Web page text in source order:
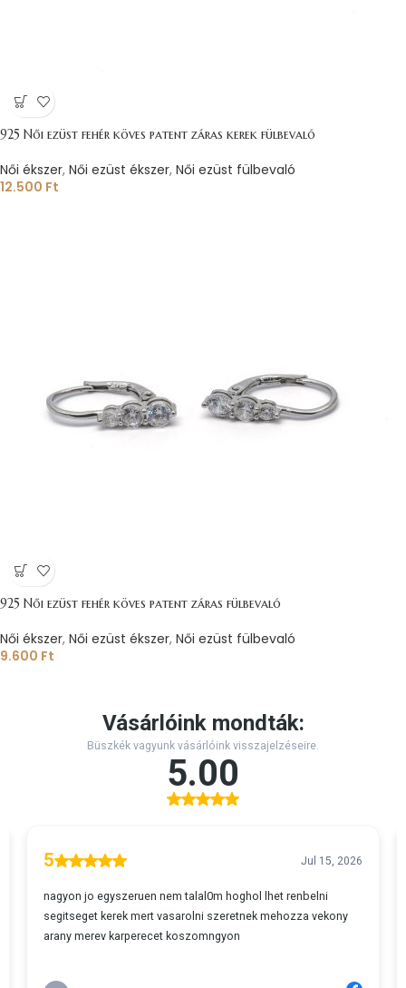
925 Női ezüst fehér köves patent záras kerek fülbevaló
Női ékszer, Női ezüst ékszer, Női ezüst fülbevaló
12.500 Ft
925 Női ezüst fehér köves patent záras fülbevaló
Női ékszer, Női ezüst ékszer, Női ezüst fülbevaló
9.600 Ft